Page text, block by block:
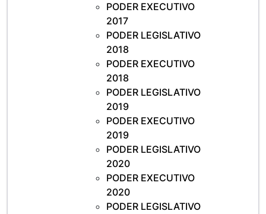
PODER EXECUTIVO
2017
PODER LEGISLATIVO
2018
PODER EXECUTIVO
2018
PODER LEGISLATIVO
2019
PODER EXECUTIVO
2019
PODER LEGISLATIVO
2020
PODER EXECUTIVO
2020
PODER LEGISLATIVO